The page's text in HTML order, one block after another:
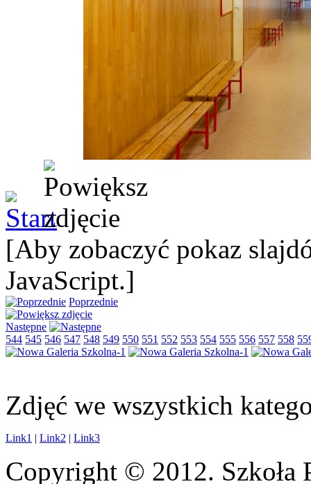
[Aby zobaczyć pokaz
JavaScript.]
Poprzednie
Następne
544 545 546 547 548 549 550 551 552 553 554 555 556 557 558
Zdjęć we wszystkich
Link1 | Link2 | Link3
Copyright © 2012. Szkoła